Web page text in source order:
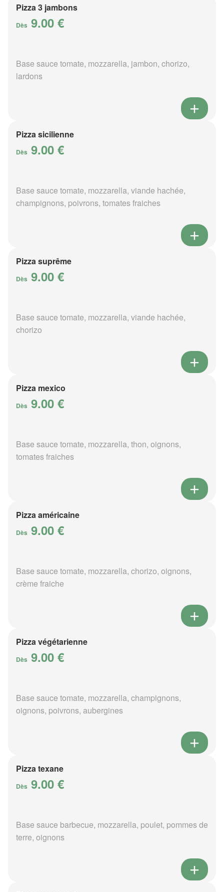
Pizza 3 jambons
Dès 9.00 €
Base sauce tomate, mozzarella, jambon, chorizo,
lardons
Pizza sicilienne
Dès 9.00 €
Base sauce tomate, mozzarella, viande hachée,
champignons, poivrons, tomates fraiches
Pizza suprême
Dès 9.00 €
Base sauce tomate, mozzarella, viande hachée,
chorizo
Pizza mexico
Dès 9.00 €
Base sauce tomate, mozzarella, thon, oignons,
tomates fraiches
Pizza américaine
Dès 9.00 €
Base sauce tomate, mozzarella, chorizo, oignons,
crème fraiche
Pizza végétarienne
Dès 9.00 €
Base sauce tomate, mozzarella, champignons,
oignons, poivrons, aubergines
Pizza texane
Dès 9.00 €
Base sauce barbecue, mozzarella, poulet, pommes de
terre, oignons